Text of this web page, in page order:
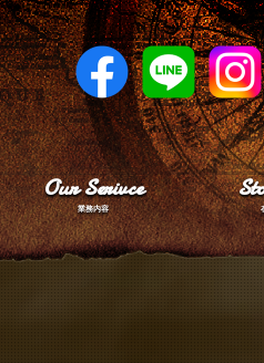
Our Serivce
業務内容